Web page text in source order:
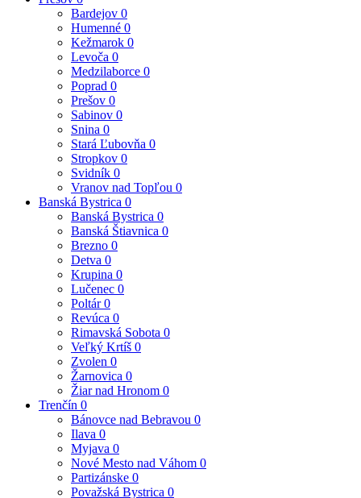
Bardejov 0
Humenné 0
Kežmarok 0
Levoča 0
Medzilaborce 0
Poprad 0
Prešov 0
Sabinov 0
Snina 0
Stará Ľubovňa 0
Stropkov 0
Svidník 0
Vranov nad Topľou 0
Banská Bystrica 0
Banská Bystrica 0
Banská Štiavnica 0
Brezno 0
Detva 0
Krupina 0
Lučenec 0
Poltár0
Revúca 0
Rimavská Sobota 0
Veľký Krtíš 0
Zvolen 0
Žarnovica 0
Žiar nad Hronom 0
Trenčín 0
Bánovce nad Bebravou 0
Ilava 0
Myjava 0
Nové Mesto nad Váhom 0
Partizánske 0
Považská Bystrica 0